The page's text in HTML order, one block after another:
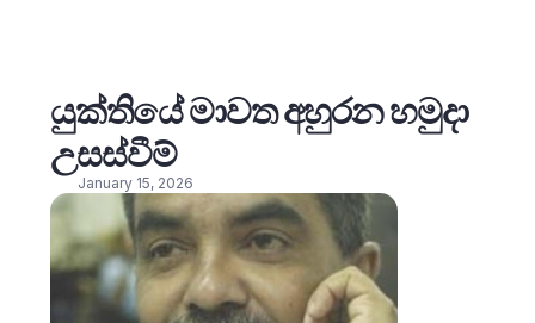
යුක්තියේ මාවත අහුරන හමුදා
උසස්වීම්
January 15, 2026